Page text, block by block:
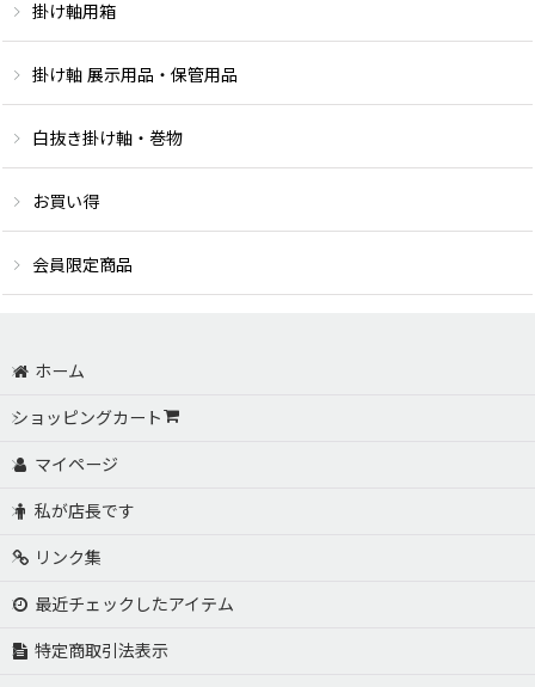
掛け軸用箱
掛け軸 展示用品・保管用品
白抜き掛け軸・巻物
お買い得
会員限定商品
ホーム
ショッピングカート
マイページ
私が店長です
リンク集
最近チェックしたアイテム
特定商取引法表示